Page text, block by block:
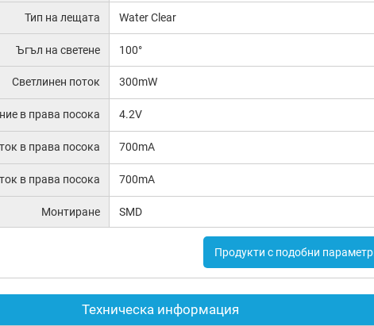
Тип на лещата Water Clear
Ъгъл на светене 100°
Светлинен поток 300mW
в права посока 4.2V
в права посока 700mA
в права посока 700mA
Монтиране SMD
Продукти с подобни
Техническа информация